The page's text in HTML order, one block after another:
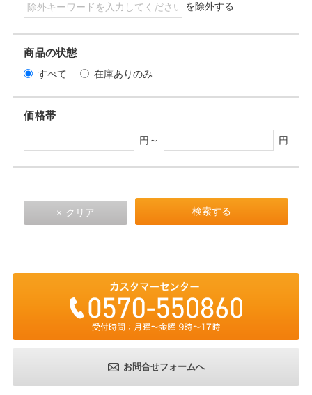
を除外する
商品の状態
すべて 在庫ありのみ
価格帯
円～ 円
お問合せフォームへ